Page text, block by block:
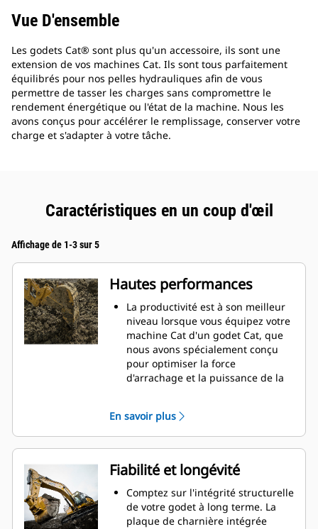
Vue D'ensemble
Les godets Cat® sont plus qu'un accessoire, ils sont une
extension de vos machines Cat. Ils sont tous parfaitement
équilibrés pour nos pelles hydrauliques afin de vous
permettre de tasser les charges sans compromettre le
rendement énergétique ou l'état de la machine. Nous les
avons conçus pour accélérer le remplissage, conserver votre
charge et s'adapter à votre tâche.
Caractéristiques en un coup d'œil
Affichage de 1-3 sur 5
Hautes performances
La productivité est à son meilleur
niveau lorsque vous équipez votre
machine Cat d'un godet Cat, que
nous avons spécialement conçu
pour optimiser la force
d'arrachage et la puissance de la
double améliore le flux des
matières dans le godet. Le
dégagement de talon accru
garantit que le fond du godet ne
frotte pas, ce qui réduit les coûts
d'entretien.
La consommation de carburant est
maximale lors de l'excavation. Les
En savoir plus
Fiabilité et longévité
Comptez sur l'intégrité structurelle
de votre godet à long terme. La
plaque de charnière intégrée